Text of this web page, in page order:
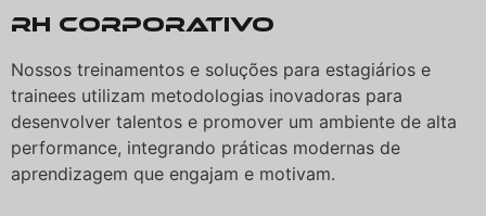
RH Corporativo
Nossos treinamentos e soluções para estagiários e
trainees utilizam metodologias inovadoras para
desenvolver talentos e promover um ambiente de alta
performance, integrando práticas modernas de
aprendizagem que engajam e motivam.